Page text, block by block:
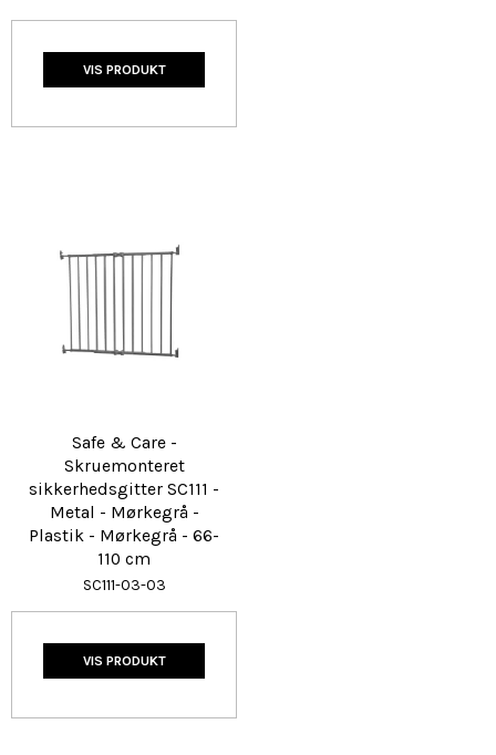
VIS PRODUKT
Safe & Care -
Skruemonteret
sikkerhedsgitter SC111 -
Metal - Mørkegrå -
Plastik - Mørkegrå - 66-
110 cm
SC111-03-03
VIS PRODUKT